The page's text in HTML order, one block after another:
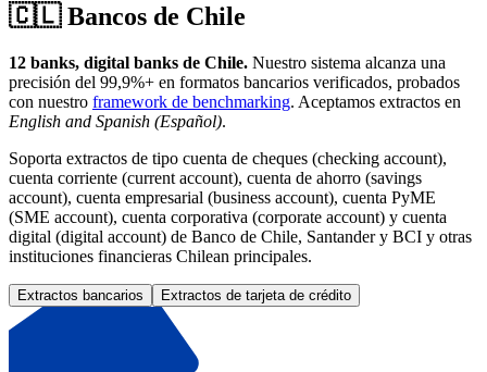
🇨🇱 Bancos de Chile
12 banks, digital banks de Chile. Nuestro sistema alcanza una
precisión del 99,9%+ en formatos bancarios verificados, probados
con nuestro framework de benchmarking. Aceptamos extractos en
English and Spanish (Español).
Soporta extractos de tipo cuenta de cheques (checking account),
cuenta corriente (current account), cuenta de ahorro (savings
account), cuenta empresarial (business account), cuenta PyME
(SME account), cuenta corporativa (corporate account) y cuenta
digital (digital account) de Banco de Chile, Santander y BCI y otras
instituciones financieras Chilean principales.
Extractos bancarios Extractos de tarjeta de crédito